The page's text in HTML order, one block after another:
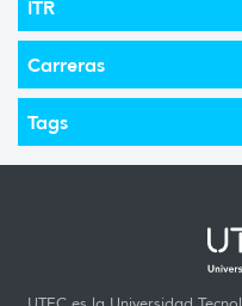
ITR
Carreras
Tags